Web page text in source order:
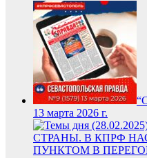
13 марта 2026 г.